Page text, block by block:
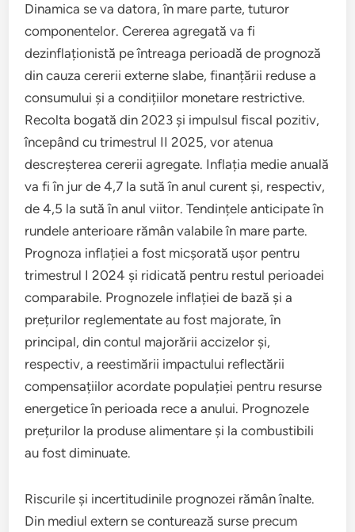
Dinamica se va datora, în mare parte, tuturor
componentelor. Cererea agregată va fi
dezinflaționistă pe întreaga perioadă de prognoză
din cauza cererii externe slabe, finanțării reduse a
consumului și a condițiilor monetare restrictive.
Recolta bogată din 2023 și impulsul fiscal pozitiv,
începând cu trimestrul II 2025, vor atenua
descreșterea cererii agregate. Inflația medie anuală
va fi în jur de 4,7 la sută în anul curent și, respectiv,
de 4,5 la sută în anul viitor. Tendințele anticipate în
rundele anterioare rămân valabile în mare parte.
Prognoza inflației a fost micșorată ușor pentru
trimestrul I 2024 și ridicată pentru restul perioadei
comparabile. Prognozele inflației de bază și a
prețurilor reglementate au fost majorate, în
principal, din contul majorării accizelor și,
respectiv, a reestimării impactului reflectării
compensațiilor acordate populației pentru resurse
energetice în perioada rece a anului. Prognozele
prețurilor la produse alimentare și la combustibili
au fost diminuate.
Riscurile și incertitudinile prognozei rămân înalte.
Din mediul extern se conturează surse precum